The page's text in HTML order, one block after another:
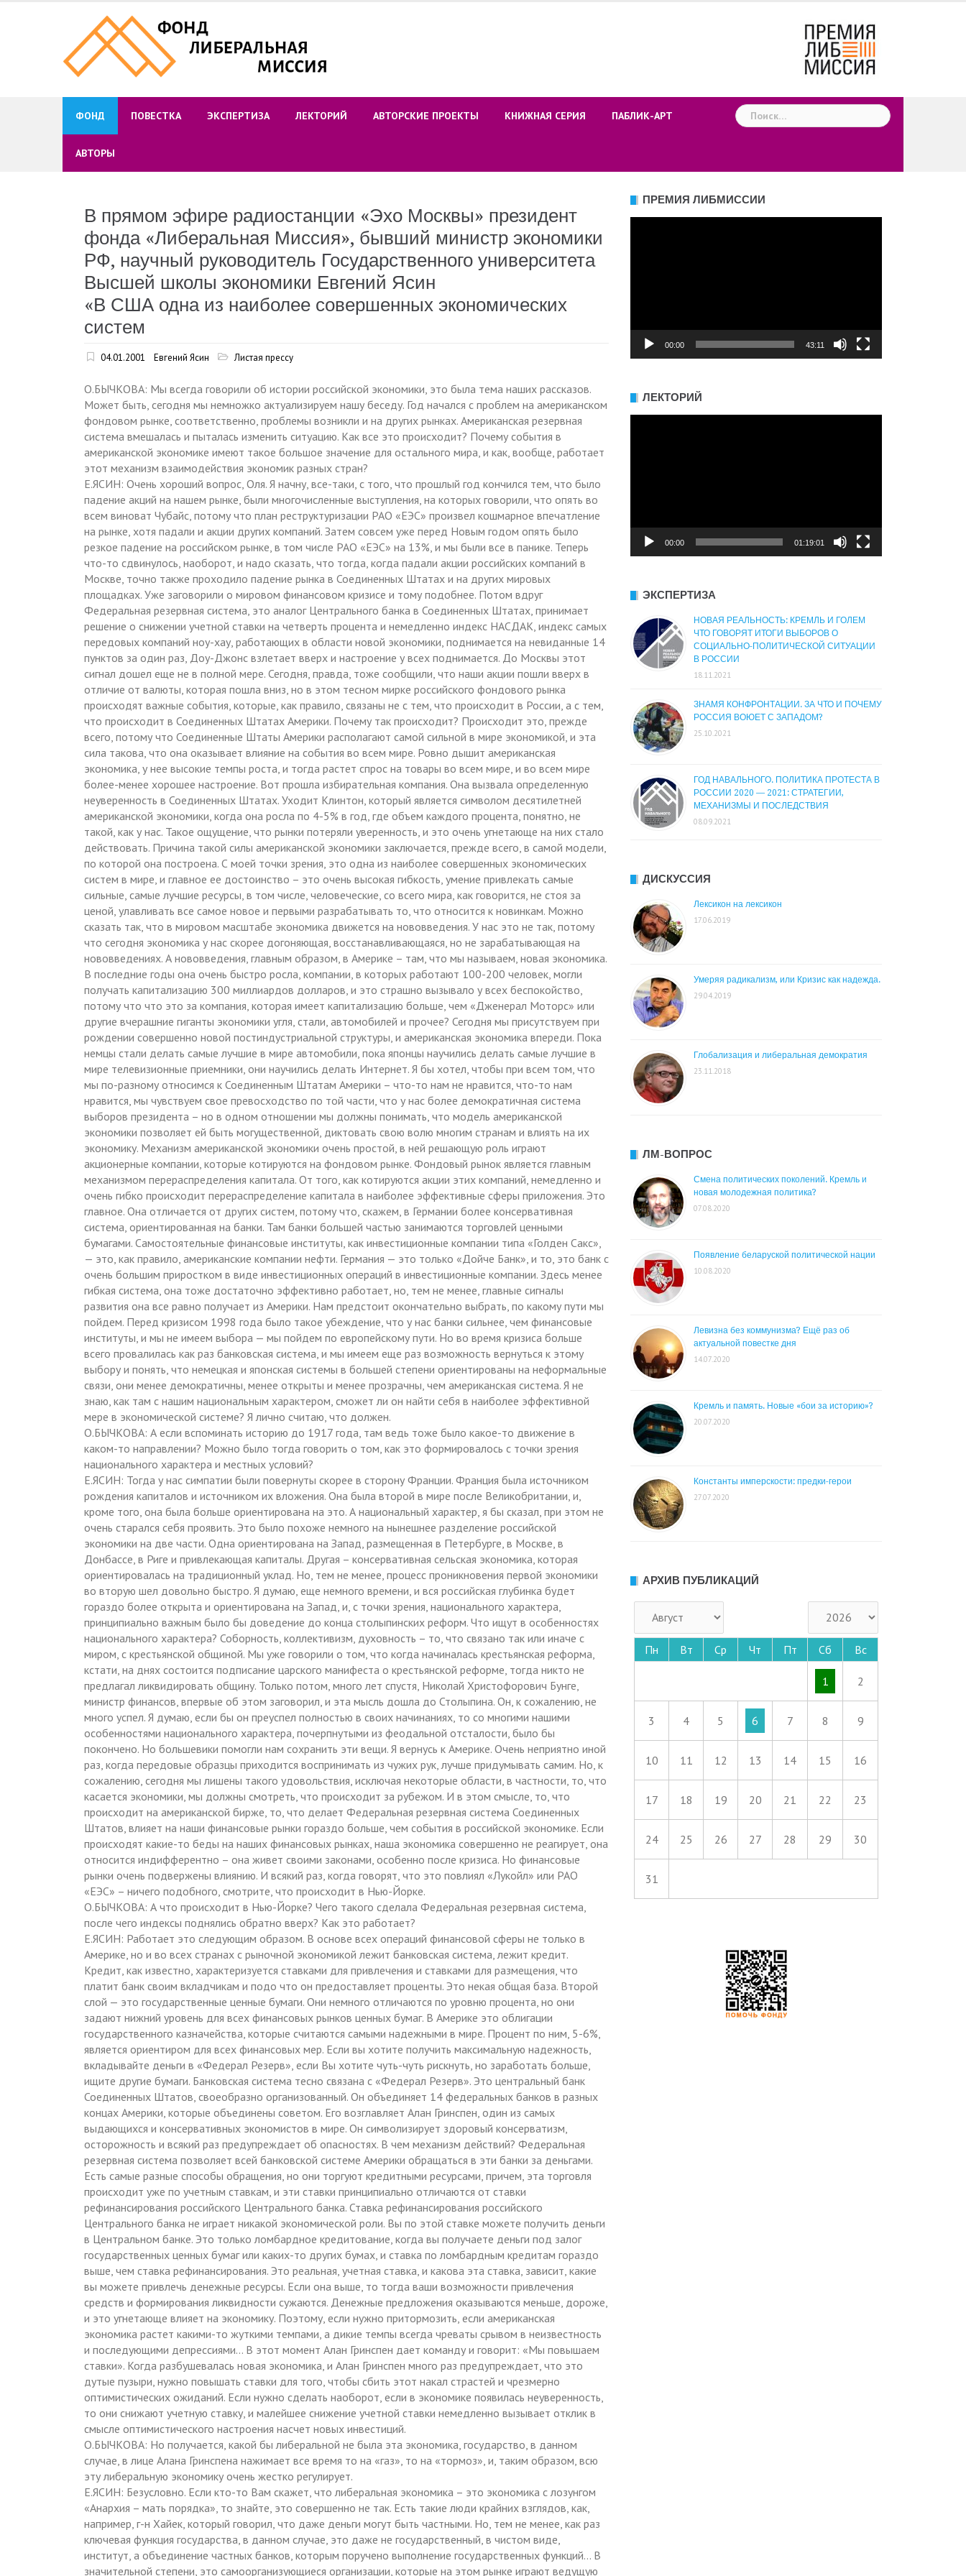
ФОНД ПОВЕСТКА ЭКСПЕРТИЗА ЛЕКТОРИЙ АВТОРСКИЕ ПРОЕКТЫ КНИЖНАЯ СЕРИЯ ПАБЛИК-АРТ
АВТОРЫ
Найти:
В прямом эфире радиостанции «Эхо Москвы» президент
фонда «Либеральная Миссия», бывший министр экономики
РФ, научный руководитель Государственного университета
Высшей школы экономики Евгений Ясин
«В США одна из наиболее совершенных экономических
систем
04.01.2001 Евгений Ясин Листая прессу
О.БЫЧКОВА: Мы всегда говорили об истории российской экономики, это была тема наших рассказов.
Может быть, сегодня мы немножко актуализируем нашу беседу. Год начался с проблем на американском
фондовом рынке, соответственно, проблемы возникли и на других рынках. Американская резервная
система вмешалась и пыталась изменить ситуацию. Как все это происходит? Почему события в
американской экономике имеют такое большое значение для остального мира, и как, вообще, работает
этот механизм взаимодействия экономик разных стран?
Е.ЯСИН: Очень хороший вопрос, Оля. Я начну, все-таки, с того, что прошлый год кончился тем, что было
падение акций на нашем рынке, были многочисленные выступления, на которых говорили, что опять во
всем виноват Чубайс, потому что план реструктуризации РАО «ЕЭС» произвел кошмарное впечатление
на рынке, хотя падали и акции других компаний. Затем совсем уже перед Новым годом опять было
резкое падение на российском рынке, в том числе РАО «ЕЭС» на 13%, и мы были все в панике. Теперь
что-то сдвинулось, наоборот, и надо сказать, что тогда, когда падали акции российских компаний в
Москве, точно также проходило падение рынка в Соединенных Штатах и на других мировых
площадках. Уже заговорили о мировом финансовом кризисе и тому подобнее. Потом вдруг
Федеральная резервная система, это аналог Центрального банка в Соединенных Штатах, принимает
решение о снижении учетной ставки на четверть процента и немедленно индекс НАСДАК, индекс самых
передовых компаний ноу-хау, работающих в области новой экономики, поднимается на невиданные 14
пунктов за один раз, Доу-Джонс взлетает вверх и настроение у всех поднимается. До Москвы этот
сигнал дошел еще не в полной мере. Сегодня, правда, тоже сообщили, что наши акции пошли вверх в
отличие от валюты, которая пошла вниз, но в этом тесном мирке российского фондового рынка
происходят важные события, которые, как правило, связаны не с тем, что происходит в России, а с тем,
что происходит в Соединенных Штатах Америки. Почему так происходит? Происходит это, прежде
всего, потому что Соединенные Штаты Америки располагают самой сильной в мире экономикой, и эта
сила такова, что она оказывает влияние на события во всем мире. Ровно дышит американская
экономика, у нее высокие темпы роста, и тогда растет спрос на товары во всем мире, и во всем мире
более-менее хорошее настроение. Вот прошла избирательная компания. Она вызвала определенную
неуверенность в Соединенных Штатах. Уходит Клинтон, который является символом десятилетней
американской экономики, когда она росла по 4-5% в год, где объем каждого процента, понятно, не
такой, как у нас. Такое ощущение, что рынки потеряли уверенность, и это очень угнетающе на них стало
действовать. Причина такой силы американской экономики заключается, прежде всего, в самой модели,
по которой она построена. С моей точки зрения, это одна из наиболее совершенных экономических
систем в мире, и главное ее достоинство – это очень высокая гибкость, умение привлекать самые
сильные, самые лучшие ресурсы, в том числе, человеческие, со всего мира, как говорится, не стоя за
ценой, улавливать все самое новое и первыми разрабатывать то, что относится к новинкам. Можно
сказать так, что в мировом масштабе экономика движется на нововведения. У нас это не так, потому
что сегодня экономика у нас скорее догоняющая, восстанавливающаяся, но не зарабатывающая на
нововведениях. А нововведения, главным образом, в Америке – там, что мы называем, новая экономика.
В последние годы она очень быстро росла, компании, в которых работают 100-200 человек, могли
получать капитализацию 300 миллиардов долларов, и это страшно вызывало у всех беспокойство,
потому что что это за компания, которая имеет капитализацию больше, чем «Дженерал Моторс» или
другие вчерашние гиганты экономики угля, стали, автомобилей и прочее? Сегодня мы присутствуем при
рождении совершенно новой постиндустриальной структуры, и американская экономика впереди. Пока
немцы стали делать самые лучшие в мире автомобили, пока японцы научились делать самые лучшие в
мире телевизионные приемники, они научились делать Интернет. Я бы хотел, чтобы при всем том, что
мы по-разному относимся к Соединенным Штатам Америки – что-то нам не нравится, что-то нам
нравится, мы чувствуем свое превосходство по той части, что у нас более демократичная система
выборов президента – но в одном отношении мы должны понимать, что модель американской
экономики позволяет ей быть могущественной, диктовать свою волю многим странам и влиять на их
экономику. Механизм американской экономики очень простой, в ней решающую роль играют
акционерные компании, которые котируются на фондовом рынке. Фондовый рынок является главным
механизмом перераспределения капитала. От того, как котируются акции этих компаний, немедленно и
очень гибко происходит перераспределение капитала в наиболее эффективные сферы приложения. Это
главное. Она отличается от других систем, потому что, скажем, в Германии более консервативная
система, ориентированная на банки. Там банки большей частью занимаются торговлей ценными
бумагами. Самостоятельные финансовые институты, как инвестиционные компании типа «Голден Сакс»,
— это, как правило, американские компании нефти. Германия — это только «Дойче Банк», и то, это банк с
очень большим приростком в виде инвестиционных операций в инвестиционные компании. Здесь менее
гибкая система, она тоже достаточно эффективно работает, но, тем не менее, главные сигналы
развития она все равно получает из Америки. Нам предстоит окончательно выбрать, по какому пути мы
пойдем. Перед кризисом 1998 года было такое убеждение, что у нас банки сильнее, чем финансовые
институты, и мы не имеем выбора — мы пойдем по европейскому пути. Но во время кризиса больше
всего провалилась как раз банковская система, и мы имеем еще раз возможность вернуться к этому
выбору и понять, что немецкая и японская системы в большей степени ориентированы на неформальные
связи, они менее демократичны, менее открыты и менее прозрачны, чем американская система. Я не
знаю, как там с нашим национальным характером, сможет ли он найти себя в наиболее эффективной
мере в экономической системе? Я лично считаю, что должен.
О.БЫЧКОВА: А если вспоминать историю до 1917 года, там ведь тоже было какое-то движение в
каком-то направлении? Можно было тогда говорить о том, как это формировалось с точки зрения
национального характера и местных условий?
Е.ЯСИН: Тогда у нас симпатии были повернуты скорее в сторону Франции. Франция была источником
рождения капиталов и источником их вложения. Она была второй в мире после Великобритании, и,
кроме того, она была больше ориентирована на это. А национальный характер, я бы сказал, при этом не
очень старался себя проявить. Это было похоже немного на нынешнее разделение российской
экономики на две части. Одна ориентирована на Запад, размещенная в Петербурге, в Москве, в
Донбассе, в Риге и привлекающая капиталы. Другая – консервативная сельская экономика, которая
ориентировалась на традиционный уклад. Но, тем не менее, процесс проникновения первой экономики
во вторую шел довольно быстро. Я думаю, еще немного времени, и вся российская глубинка будет
гораздо более открыта и ориентирована на Запад, и, с точки зрения, национального характера,
принципиально важным было бы доведение до конца столыпинских реформ. Что ищут в особенностях
национального характера? Соборность, коллективизм, духовность – то, что связано так или иначе с
миром, с крестьянской общиной. Мы уже говорили о том, что когда начиналась крестьянская реформа,
кстати, на днях состоится подписание царского манифеста о крестьянской реформе, тогда никто не
предлагал ликвидировать общину. Только потом, много лет спустя, Николай Христофорович Бунге,
министр финансов, впервые об этом заговорил, и эта мысль дошла до Столыпина. Он, к сожалению, не
много успел. Я думаю, если бы он преуспел полностью в своих начинаниях, то со многими нашими
особенностями национального характера, почерпнутыми из феодальной отсталости, было бы
покончено. Но большевики помогли нам сохранить эти вещи. Я вернусь к Америке. Очень неприятно иной
раз, когда передовые образцы приходится воспринимать из чужих рук, лучше придумывать самим. Но, к
сожалению, сегодня мы лишены такого удовольствия, исключая некоторые области, в частности, то, что
касается экономики, мы должны смотреть, что происходит за рубежом. И в этом смысле, то, что
происходит на американской бирже, то, что делает Федеральная резервная система Соединенных
Штатов, влияет на наши финансовые рынки гораздо больше, чем события в российской экономике. Если
происходят какие-то беды на наших финансовых рынках, наша экономика совершенно не реагирует, она
относится индифферентно – она живет своими законами, особенно после кризиса. Но финансовые
рынки очень подвержены влиянию. И всякий раз, когда говорят, что это повлиял «Лукойл» или РАО
«ЕЭС» – ничего подобного, смотрите, что происходит в Нью-Йорке.
О.БЫЧКОВА: А что происходит в Нью-Йорке? Чего такого сделала Федеральная резервная система,
после чего индексы поднялись обратно вверх? Как это работает?
Е.ЯСИН: Работает это следующим образом. В основе всех операций финансовой сферы не только в
Америке, но и во всех странах с рыночной экономикой лежит банковская система, лежит кредит.
Кредит, как известно, характеризуется ставками для привлечения и ставками для размещения, что
платит банк своим вкладчикам и подо что он предоставляет проценты. Это некая общая база. Второй
слой — это государственные ценные бумаги. Они немного отличаются по уровню процента, но они
задают нижний уровень для всех финансовых рынков ценных бумаг. В Америке это облигации
государственного казначейства, которые считаются самыми надежными в мире. Процент по ним, 5-6%,
является ориентиром для всех финансовых мер. Если вы хотите получить максимальную надежность,
вкладывайте деньги в «Федерал Резерв», если Вы хотите чуть-чуть рискнуть, но заработать больше,
ищите другие бумаги. Банковская система тесно связана с «Федерал Резерв». Это центральный банк
Соединенных Штатов, своеобразно организованный. Он объединяет 14 федеральных банков в разных
концах Америки, которые объединены советом. Его возглавляет Алан Гринспен, один из самых
выдающихся и консервативных экономистов в мире. Он символизирует здоровый консерватизм,
осторожность и всякий раз предупреждает об опасностях. В чем механизм действий? Федеральная
резервная система позволяет всей банковской системе Америки обращаться в эти банки за деньгами.
Есть самые разные способы обращения, но они торгуют кредитными ресурсами, причем, эта торговля
происходит уже по учетным ставкам, и эти ставки принципиально отличаются от ставки
рефинансирования российского Центрального банка. Ставка рефинансирования российского
Центрального банка не играет никакой экономической роли. Вы по этой ставке можете получить деньги
в Центральном банке. Это только ломбардное кредитование, когда вы получаете деньги под залог
государственных ценных бумаг или каких-то других бумах, и ставка по ломбардным кредитам гораздо
выше, чем ставка рефинансирования. Это реальная, учетная ставка, и какова эта ставка, зависит, какие
вы можете привлечь денежные ресурсы. Если она выше, то тогда ваши возможности привлечения
средств и формирования ликвидности сужаются. Денежные предложения оказываются меньше, дороже,
и это угнетающе влияет на экономику. Поэтому, если нужно притормозить, если американская
экономика растет какими-то жуткими темпами, а дикие темпы всегда чреваты срывом в неизвестность
и последующими депрессиями… В этот момент Алан Гринспен дает команду и говорит: «Мы повышаем
ставки». Когда разбушевалась новая экономика, и Алан Гринспен много раз предупреждает, что это
дутые пузыри, нужно повышать ставки для того, чтобы сбить этот накал страстей и чрезмерно
оптимистических ожиданий. Если нужно сделать наоборот, если в экономике появилась неуверенность,
то они снижают учетную ставку, и малейшее снижение учетной ставки немедленно вызывает отклик в
смысле оптимистического настроения насчет новых инвестиций.
О.БЫЧКОВА: Но получается, какой бы либеральной не была эта экономика, государство, в данном
случае, в лице Алана Гринспена нажимает все время то на «газ», то на «тормоз», и, таким образом, всю
эту либеральную экономику очень жестко регулирует.
Е.ЯСИН: Безусловно. Если кто-то Вам скажет, что либеральная экономика – это экономика с лозунгом
«Анархия – мать порядка», то знайте, это совершенно не так. Есть такие люди крайних взглядов, как,
например, г-н Хайек, который говорил, что даже деньги могут быть частными. Но, тем не менее, как раз
ключевая функция государства, в данном случае, это даже не государственный, в чистом виде,
институт, а объединение частных банков, которым поручено выполнение государственных функций… В
значительной степени, это самоорганизующиеся организации, которые на этом рынке играют ведущую
ПРЕМИЯ ЛИБМИССИИ
00:00 43:11
ЛЕКТОРИЙ
00:00 01:19:01
ЭКСПЕРТИЗА
НОВАЯ РЕАЛЬНОСТЬ: КРЕМЛЬ И ГОЛЕМ
ЧТО ГОВОРЯТ ИТОГИ ВЫБОРОВ О
СОЦИАЛЬНО-ПОЛИТИЧЕСКОЙ СИТУАЦИИ
В РОССИИ
18.11.2021
ЗНАМЯ КОНФРОНТАЦИИ. ЗА ЧТО И ПОЧЕМУ
РОССИЯ ВОЮЕТ С ЗАПАДОМ?
25.10.2021
ГОД НАВАЛЬНОГО. ПОЛИТИКА ПРОТЕСТА В
РОССИИ 2020 — 2021: СТРАТЕГИИ,
МЕХАНИЗМЫ И ПОСЛЕДСТВИЯ
08.09.2021
ДИСКУССИЯ
Лексикон на лексикон
17.06.2019
Умеряя радикализм, или Кризис как надежда.
29.04.2019
Глобализация и либеральная демократия
23.11.2018
ЛМ-ВОПРОС
Смена политических поколений. Кремль и
новая молодежная политика?
07.08.2020
Появление беларуской политической нации
10.08.2020
Левизна без коммунизма? Ещё раз об
актуальной повестке дня
14.07.2020
Кремль и память. Новые «бои за историю»?
20.07.2020
Константы имперскости: предки-герои
27.07.2020
АРХИВ ПУБЛИКАЦИЙ
Пн Вт Ср Чт Пт Сб Вс
1 2
3 4 5 6 7 8 9
10 11 12 13 14 15 16
17 18 19 20 21 22 23
24 25 26 27 28 29 30
31